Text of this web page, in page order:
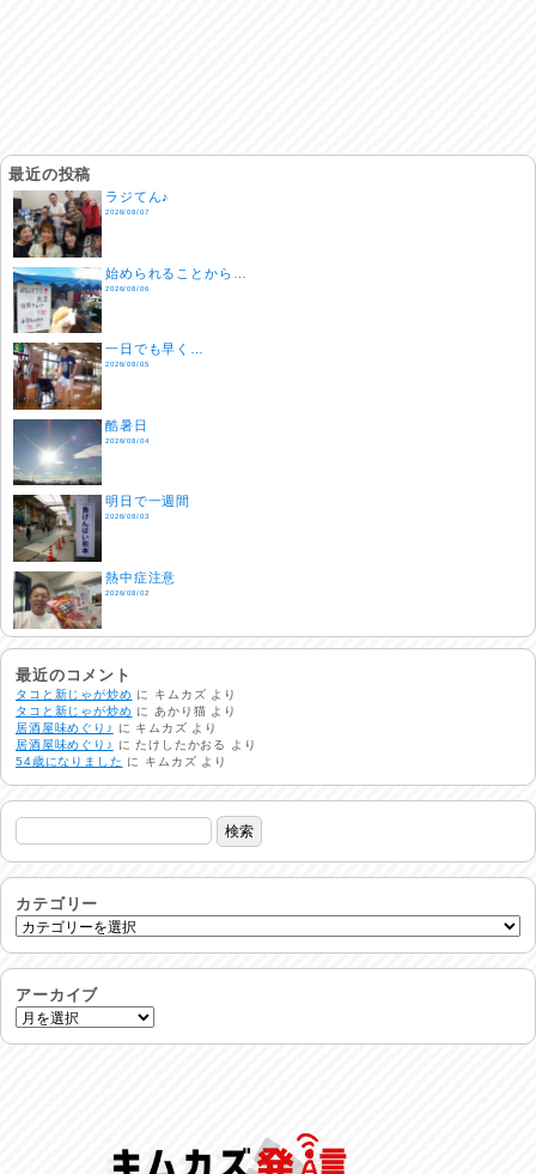
最近の投稿
ラジてん♪
2026/08/07
始められることから…
2026/08/06
一日でも早く…
2026/08/05
酷暑日
2026/08/04
明日で一週間
2026/08/03
熱中症注意
2026/08/02
非常時には…
2026/08/01
生活支援情報
2026/07/31
24時間体制
2026/07/30
命を守る行動を…
土用丑の日♪
最近のコメント
タコと新じゃが炒め に キムカズ より
タコと新じゃが炒め に あかり猫 より
居酒屋味めぐり♪
に キムカズ より
居酒屋味めぐり♪
にたけしたかおる
より
54歳になりました に キムカズ より
カテゴリー
アーカイブ